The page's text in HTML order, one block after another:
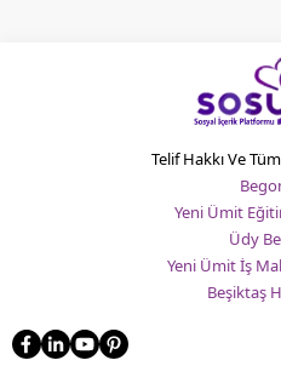
Telif Hakkı Ve
Yeni Ümit
Üdy
Yeni Ümit İş
Beşiktaş